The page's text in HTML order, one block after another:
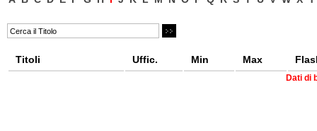
Titoli Uffic. Min Max
Dati di